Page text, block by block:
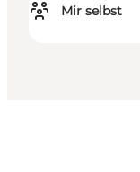
Mir selbst